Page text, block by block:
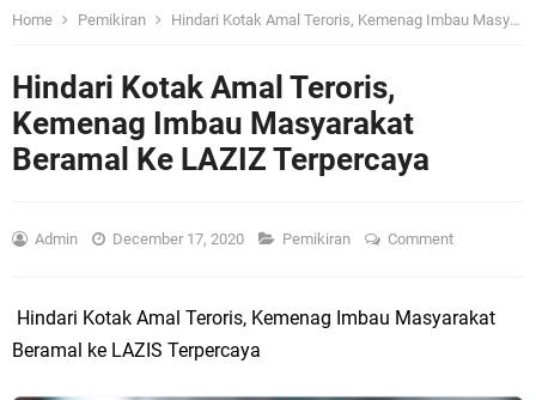
Home Pemikiran Hindari Kotak Amal Teroris, Kemenag Imbau Masyarakat Beramal Ke LAZIZ Terpercaya
Hindari Kotak Amal Teroris,
Kemenag Imbau Masyarakat
Beramal Ke LAZIZ Terpercaya
Admin December 17, 2020 Pemikiran Comment
Hindari Kotak Amal Teroris, Kemenag Imbau Masyarakat
Beramal ke LAZIS Terpercaya